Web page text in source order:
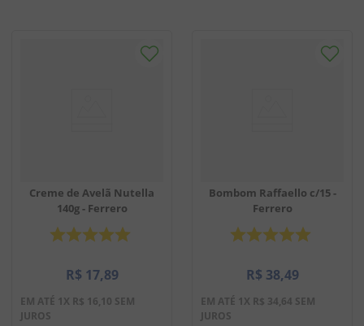
Creme de Avelã Nutella
140g - Ferrero
R$ 17,89
EM ATÉ 1X R$ 16,10 SEM
JUROS
Bombom Raffaello c/15 -
Ferrero
R$ 38,49
EM ATÉ 1X R$ 34,64 SEM
JUROS